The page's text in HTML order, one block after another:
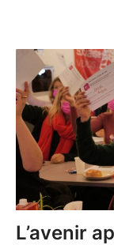
L’avenir